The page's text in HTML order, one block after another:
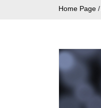
Home Page /